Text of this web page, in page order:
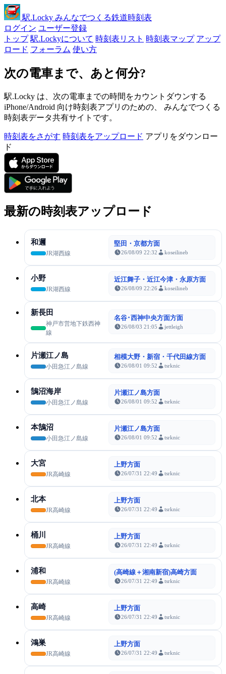
駅.Locky みんなでつくる鉄道時刻表
ログイン ユーザー登録
トップ 駅.Lockyについて 時刻表リスト 時刻表マップ アップ
ロード フォーラム 使い方
次の電車まで、あと何分?
駅.Locky は、次の電車までの時間をカウントダウンする
iPhone/Android 向け時刻表アプリのための、 みんなでつくる
時刻表データ共有サイトです。
時刻表をさがす 時刻表をアップロード アプリをダウンロー
ド
最新の時刻表アップロード
和邇
JR湖西線
堅田・京都方面
26/08/09 22:32 koseilineb
小野
JR湖西線
近江舞子・近江今津・永原方面
26/08/09 22:26 koseilineb
新長田
神戸市営地下鉄西神
線
名谷･西神中央方面方面
26/08/03 21:05 jettleigh
片瀬江ノ島
小田急江ノ島線
相模大野・新宿・千代田線方面
26/08/01 09:52 tsrknic
鵠沼海岸
小田急江ノ島線
片瀬江ノ島方面
26/08/01 09:52 tsrknic
本鵠沼
小田急江ノ島線
片瀬江ノ島方面
26/08/01 09:52 tsrknic
大宮
JR高崎線
上野方面
26/07/31 22:49 tsrknic
北本
JR高崎線
上野方面
26/07/31 22:49 tsrknic
桶川
JR高崎線
上野方面
26/07/31 22:49 tsrknic
浦和
JR高崎線
(高崎線＋湘南新宿)高崎方面
26/07/31 22:49 tsrknic
高崎
JR高崎線
上野方面
26/07/31 22:49 tsrknic
鴻巣
JR高崎線
上野方面
26/07/31 22:49 tsrknic